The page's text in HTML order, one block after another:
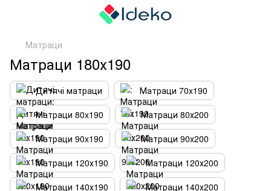
Матраци
Матраци 180х190
Дитячі матраци
Матраци 70x190
Матраци 80x190
Матраци 80х200
Матраци 90x190
Матраци 90х200
Матраци 120х190
Матраци 120х200
Матраци 140х190
Матраци 140х200